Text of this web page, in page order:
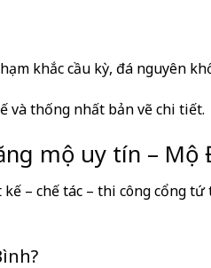
khắc cầu kỳ, đá nguyên
và thống nhất bản vẽ chi tiết.
mộ uy tín – Mộ
kế – chế tác – thi công cổng